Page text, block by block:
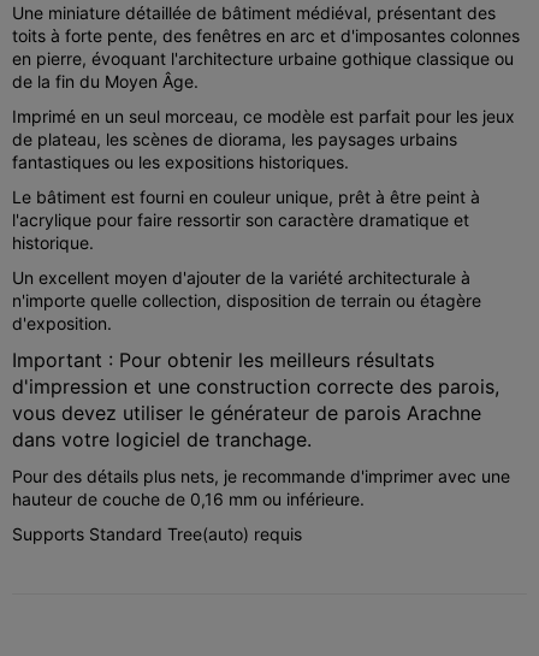
Une miniature détaillée de bâtiment médiéval, présentant des
toits à forte pente, des fenêtres en arc et d'imposantes colonnes
en pierre, évoquant l'architecture urbaine gothique classique ou
de la fin du Moyen Âge.
Imprimé en un seul morceau, ce modèle est parfait pour les jeux
de plateau, les scènes de diorama, les paysages urbains
fantastiques ou les expositions historiques.
Le bâtiment est fourni en couleur unique, prêt à être peint à
l'acrylique pour faire ressortir son caractère dramatique et
historique.
Un excellent moyen d'ajouter de la variété architecturale à
n'importe quelle collection, disposition de terrain ou étagère
d'exposition.
Important : Pour obtenir les meilleurs résultats
d'impression et une construction correcte des parois,
vous devez utiliser le générateur de parois Arachne
dans votre logiciel de tranchage.
Pour des détails plus nets, je recommande d'imprimer avec une
hauteur de couche de 0,16 mm ou inférieure.
Supports Standard Tree(auto) requis